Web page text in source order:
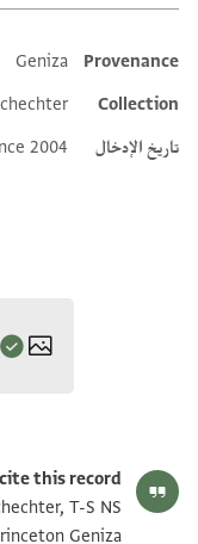
metadata
Provenance
Geniza
Collection
تاريخ الإدخال
2004
edition (1950–85).
T-S NS 184.76 1r
this record:
T-S NS
Geniza